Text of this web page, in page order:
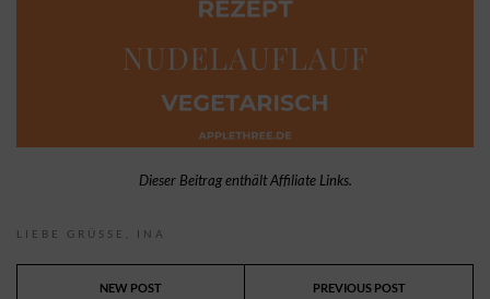
Dieser Beitrag enthält Affiliate Links.
LIEBE GRÜSSE, INA
NEW POST PREVIOUS POST